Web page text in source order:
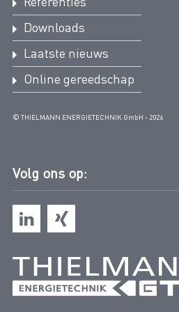
Downloads
Laatste nieuws
Online gereedschap
© THIELMANN ENERGIETECHNIK GmbH - 2026
Volg ons op: